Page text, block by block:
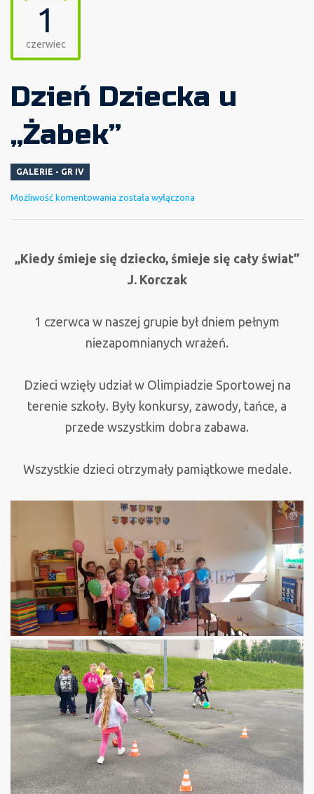
1
czerwiec
Dzień Dziecka u
„Żabek”
GALERIE - GR IV
Możliwość komentowania Dzień
„Żabek”
została wyłączona
„Kiedy śmieje się dziecko, śmieje się cały świat”
J. Korczak
1 czerwca w naszej grupie był dniem pełnym
niezapomnianych wrażeń.
Dzieci wzięły udział w Olimpiadzie Sportowej na
terenie szkoły. Były konkursy, zawody, tańce, a
przede wszystkim dobra zabawa.
Wszystkie dzieci otrzymały pamiątkowe medale.